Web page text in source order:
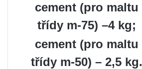
cement (pro maltu
třídy m-75) –4 kg;
cement (pro maltu
třídy m-50) – 2,5 kg.